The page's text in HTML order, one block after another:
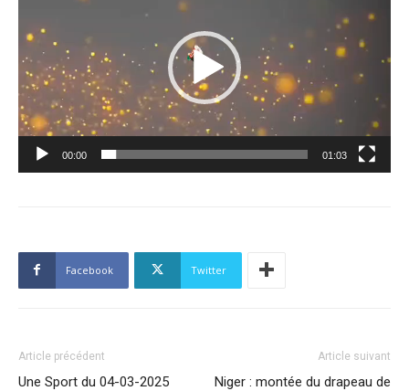
00:00 01:03
Facebook Twitter
Article précédent
Une Sport du 04-03-2025
Article suivant
Niger : montée du drapeau de